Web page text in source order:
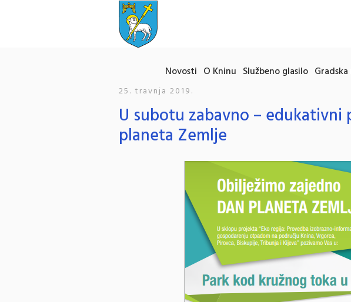
Novosti O Kninu Službeno glasilo
25. travnja 2019.
U subotu zabavno – edukativni
planeta Zemlje